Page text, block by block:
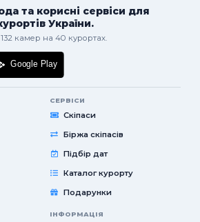
та корисні сервіси для
України.
камер на 40 курортах.
СЕРВІСИ
Скіпаси
Біржа скіпасів
Підбір дат
Каталог курорту
Подарунки
ІНФОРМАЦІЯ